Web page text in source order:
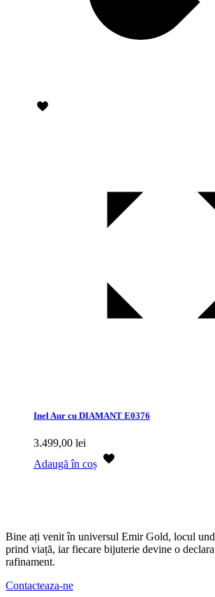
Inel Aur cu DIAMANT E0376
3.499,00 lei
Adaugă în coș
Bine ați venit în universul Emir Gold, locul
prind viață, iar fiecare bijuterie devine o
rafinament.
Contacteaza-ne